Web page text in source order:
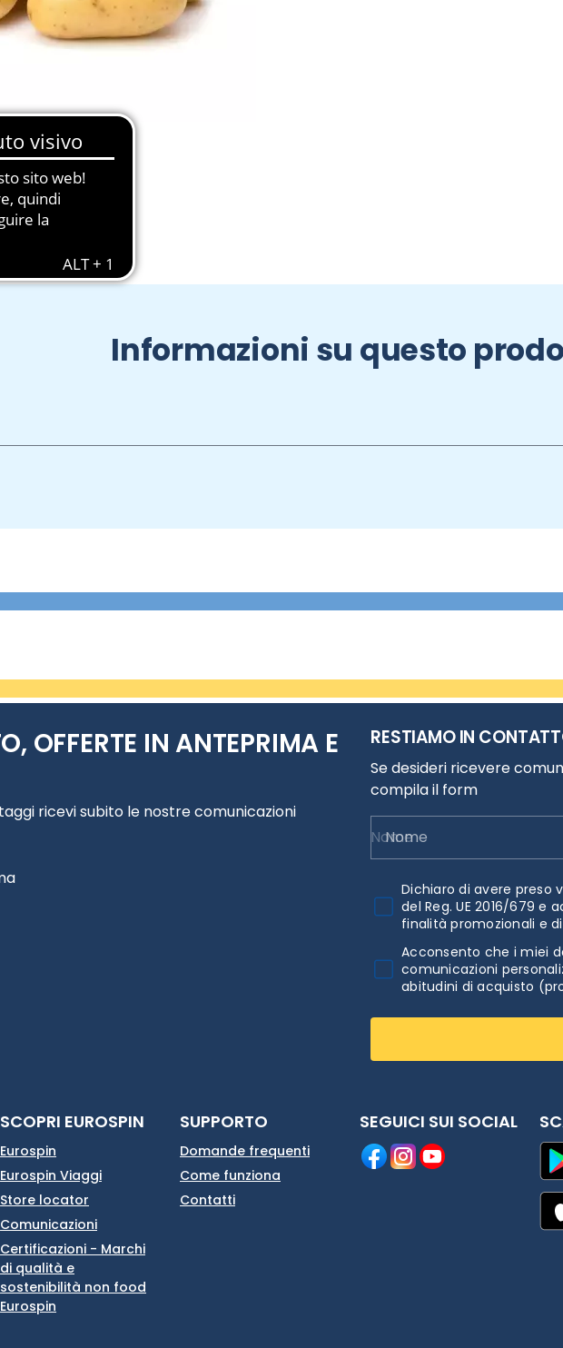
1 di 2
Informazioni su questo
OFFERTE IN ANTEPRIMA E
ricevi subito le nostre comunicazioni
RESTIAMO IN
Se desideri ricevere
compila il form
Nome
Dichiaro di avere preso
del Reg. UE 2016/679
finalità promozionali e
Acconsento che i miei
comunicazioni
abitudini di acquisto
SCOPRI EUROSPIN
Eurospin
Eurospin Viaggi
Store locator
Comunicazioni
Certificazioni - Marchi
di qualità e
sostenibilità non food
Eurospin
SUPPORTO
Domande frequenti
Come funziona
Contatti
SEGUICI SUI SOCIAL